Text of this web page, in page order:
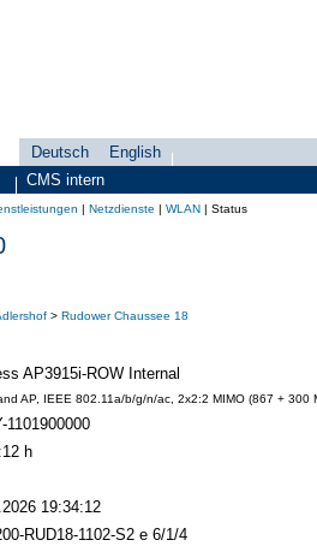
CMS intern
Sprachauswahl
Deutsch
English
search-menu
| Netzdienste | WLAN | Status
> Rudower Chaussee 18
AP3915i-ROW Internal
AP, IEEE 802.11a/b/g/n/ac, 2x2:2 MIMO (867 + 300
1101900000
h
19:34:12
RUD18-1102-S2 e 6/1/4